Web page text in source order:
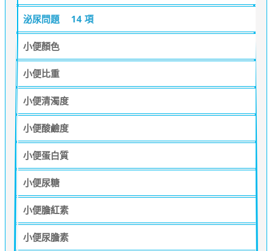
泌尿問題 14 項
小便顏色
小便比重
小便清濁度
小便酸鹼度
小便蛋白質
小便尿糖
小便膽紅素
小便尿膽素